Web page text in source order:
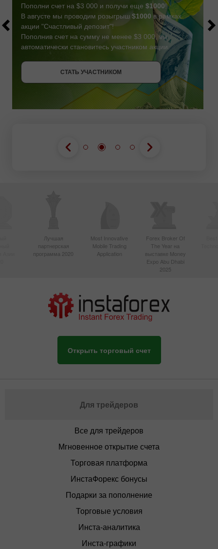
СТАТЬ УЧАСТНИКОМ
Пополни счет на $3 000 и получи еще $1000!
В августе мы проводим розыгрыш $1000 в рамках
акции "Счастливый депозит"!
Пополнив счет на сумму не менее $3 000, вы
автоматически становитесь участником акции.
СТАТЬ УЧАСТНИКОМ
ПОЛУЧИТЬ БОНУС
Лучшая
партнерская
программа 2020
Most Innovative
Mobile Trading
Application
Forex Broker Of
The Year на
выставке Money
Expo Abu Dhabi
2025
Открыть торговый счет
Для трейдеров
Все для трейдеров
Мгновенное открытие счета
Торговая платформа
ИнстаФорекс бонусы
Подарки за пополнение
Торговые условия
Инста-аналитика
Инста-графики